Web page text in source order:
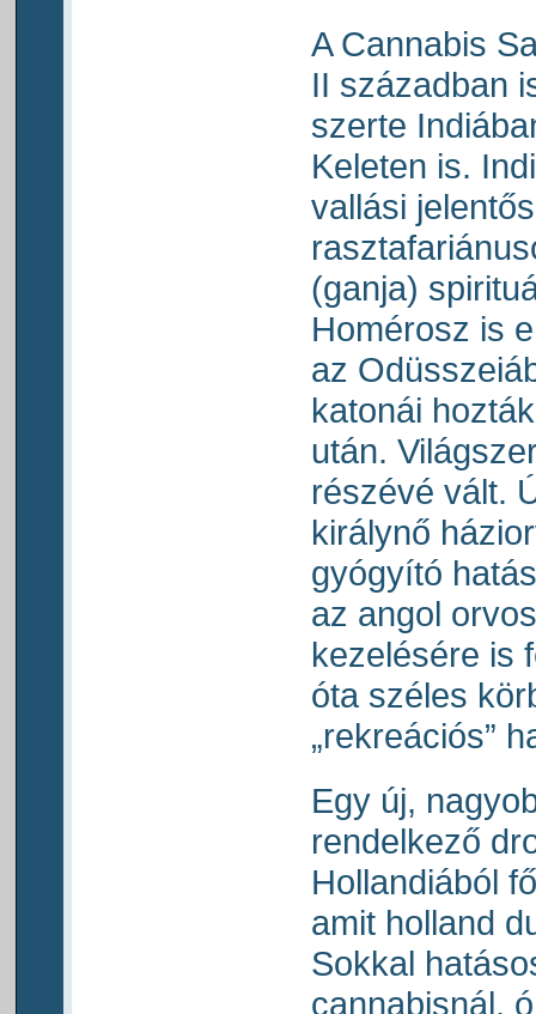
A Cannabis
II században
szerte
Keleten is.
vallási
(ganja)
Homérosz is
az
katonái
után.
részévé vált.
királynő
gyógyító
az angol
kezelésére is
óta széles
„rekreációs”
Egy új,
rendelkező
Hollandiából
amit holland
Sokkal
cannabisnál,